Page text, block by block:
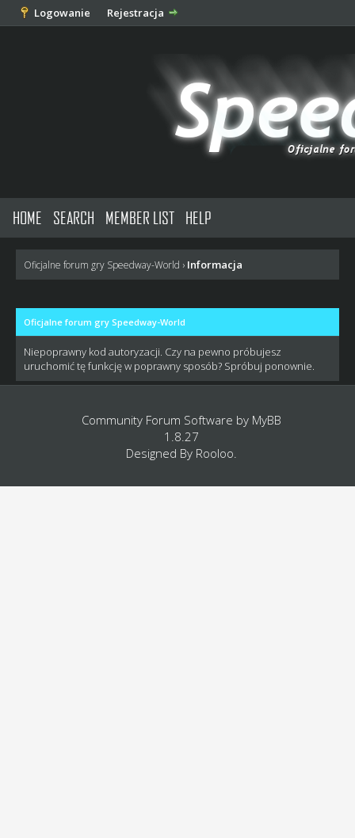
Logowanie Rejestracja
HOME SEARCH MEMBER LIST HELP
Oficjalne forum gry Speedway-World › Informacja
Oficjalne forum gry Speedway-World
Niepoprawny kod autoryzacji. Czy na pewno próbujesz
uruchomić tę funkcję w poprawny sposób? Spróbuj ponownie.
Community Forum Software by MyBB
1.8.27
Designed By Rooloo.